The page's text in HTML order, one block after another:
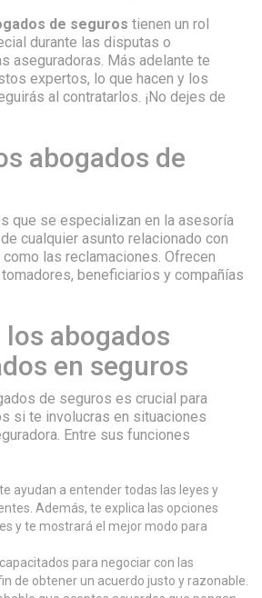
de seguros tienen un rol
durante las disputas o
aseguradoras. Más adelante te
expertos, lo que hacen y los
al contratarlos. ¡No dejes de
abogados de
que se especializan en la asesoría
cualquier asunto relacionado con
las reclamaciones. Ofrecen
beneficiarios y compañías
los abogados
en seguros
de seguros es crucial para
si te involucras en situaciones
Entre sus funciones
ayudan a entender todas las leyes y
Además, te explica las opciones
y te mostrará el mejor modo para
para negociar con las
de obtener un acuerdo justo y razonable.